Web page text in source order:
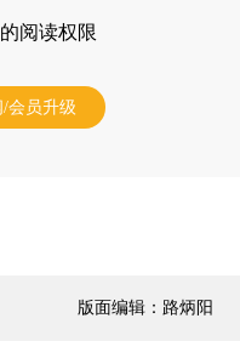
阅读权限
/会员升级
版面编辑：路炳阳